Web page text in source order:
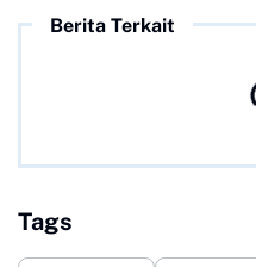
Berita Terkait
Tags